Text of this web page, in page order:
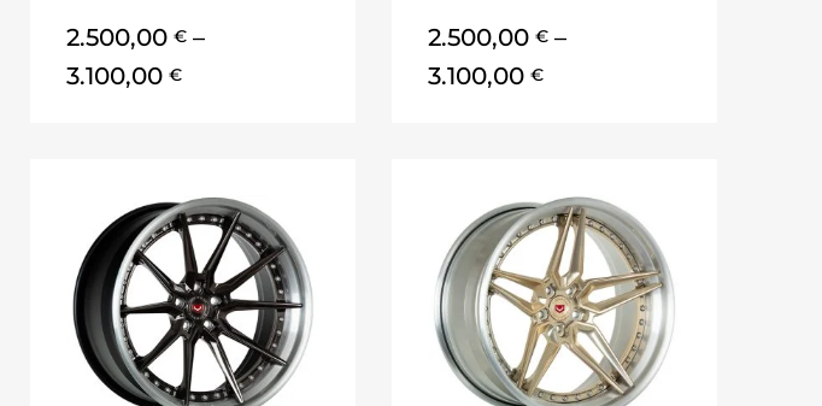
2.500,00 € –
3.100,00 €
2.500,00 € –
3.100,00 €